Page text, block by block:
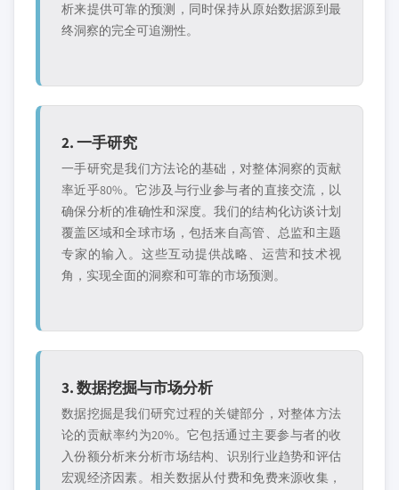
析来提供可靠的预测，同时保持从原始数据源到最
终洞察的完全可追溯性。
2. 一手研究
一手研究是我们方法论的基础，对整体洞察的贡献
率近乎80%。它涉及与行业参与者的直接交流，以
确保分析的准确性和深度。我们的结构化访谈计划
覆盖区域和全球市场，包括来自高管、总监和主题
专家的输入。这些互动提供战略、运营和技术视
角，实现全面的洞察和可靠的市场预测。
3. 数据挖掘与市场分析
数据挖掘是我们研究过程的关键部分，对整体方法
论的贡献率约为20%。它包括通过主要参与者的收
入份额分析来分析市场结构、识别行业趋势和评估
宏观经济因素。相关数据从付费和免费来源收集，